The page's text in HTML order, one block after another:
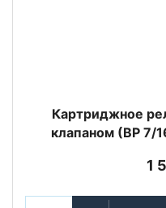
Картриджное
клапаном (ВР 7/
1